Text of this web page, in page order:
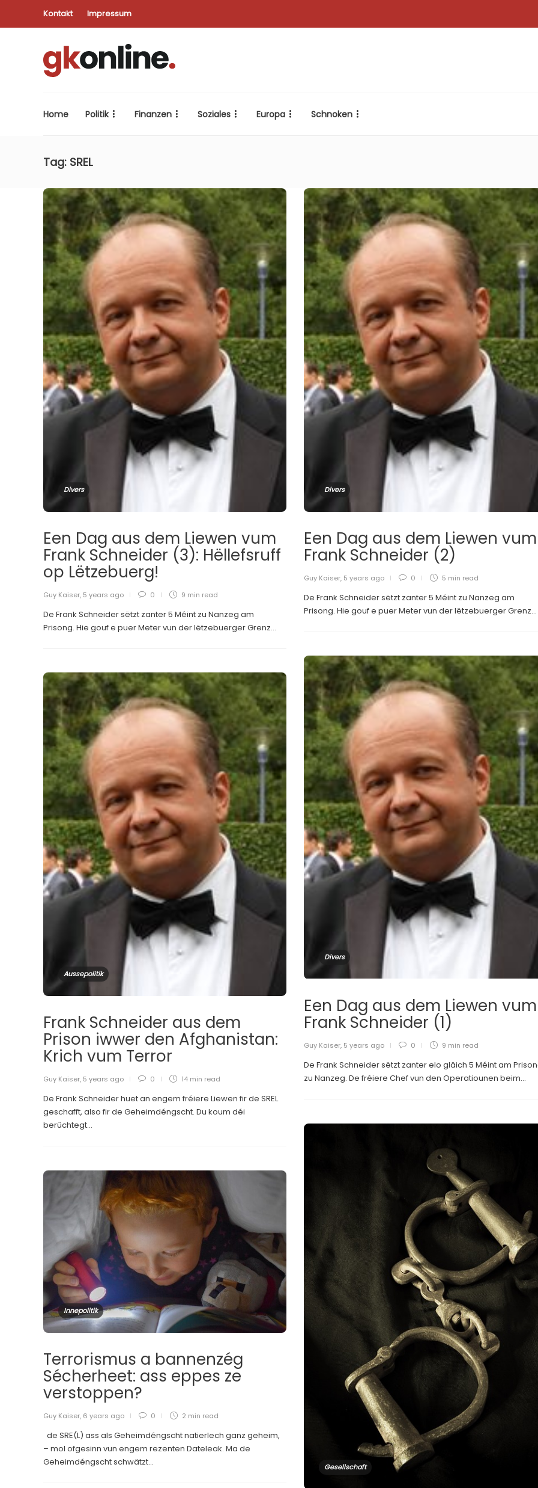
Kontakt Impressum
Home Politik Finanzen Soziales Europa Schnoken
Tag: SREL
Divers
Een Dag aus dem Liewen vum
Frank Schneider (3): Hëllefsruff
op Lëtzebuerg!
Guy Kaiser, 5 years ago 0 9 min read
De Frank Schneider sëtzt zanter 5 Méint zu Nanzeg am
Prisong. Hie gouf e puer Meter vun der lëtzebuerger Grenz...
Divers
Een Dag aus dem Liewen vum
Frank Schneider (2)
Guy Kaiser, 5 years ago 0 5 min read
De Frank Schneider sëtzt zanter 5 Méint zu Nanzeg am
Prisong. Hie gouf e puer Meter vun der lëtzebuerger Grenz...
Divers
Een Dag aus dem Liewen vum
Frank Schneider (1)
Guy Kaiser, 5 years ago 0 9 min read
De Frank Schneider sëtzt zanter elo gläich 5 Méint am
zu Nanzeg. De fréiere Chef vun den Operatiounen beim...
Aussepolitik
Frank Schneider aus dem
Prison iwwer den Afghanistan:
Krich vum Terror
Guy Kaiser, 5 years ago 0 14 min read
De Frank Schneider huet an engem fréiere Liewen fir de SREL
geschafft, also fir de Geheimdéngscht. Du koum déi
berüchtegt...
Gesellschaft
Innepolitik
Terrorismus a bannenzég
Sécherheet: ass eppes ze
verstoppen?
Guy Kaiser, 6 years ago 0 2 min read
de SRE(L) ass als Geheimdéngscht natierlech ganz geheim,
– mol ofgesinn vun engem rezenten Dateleak. Ma de
Geheimdéngscht schwätzt...